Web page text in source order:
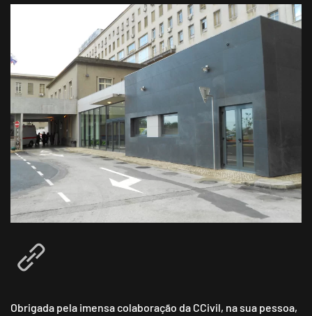
Obrigada pela imensa colaboração da CCivil, na sua pessoa,